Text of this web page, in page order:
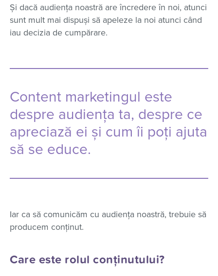
Și dacă audiența noastră are încredere în noi, atunci
sunt mult mai dispuși să apeleze la noi atunci când
iau decizia de cumpărare.
Content marketingul este
despre audiența ta, despre ce
apreciază ei și cum îi poți ajuta
să se educe.
Iar ca să comunicăm cu audiența noastră, trebuie să
producem conținut.
Care este rolul conținutului?